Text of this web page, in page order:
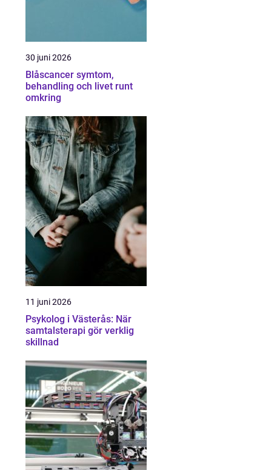
30 juni 2026
Blåscancer symtom,
behandling och livet runt
omkring
11 juni 2026
Psykolog i Västerås: När
samtalsterapi gör verklig
skillnad